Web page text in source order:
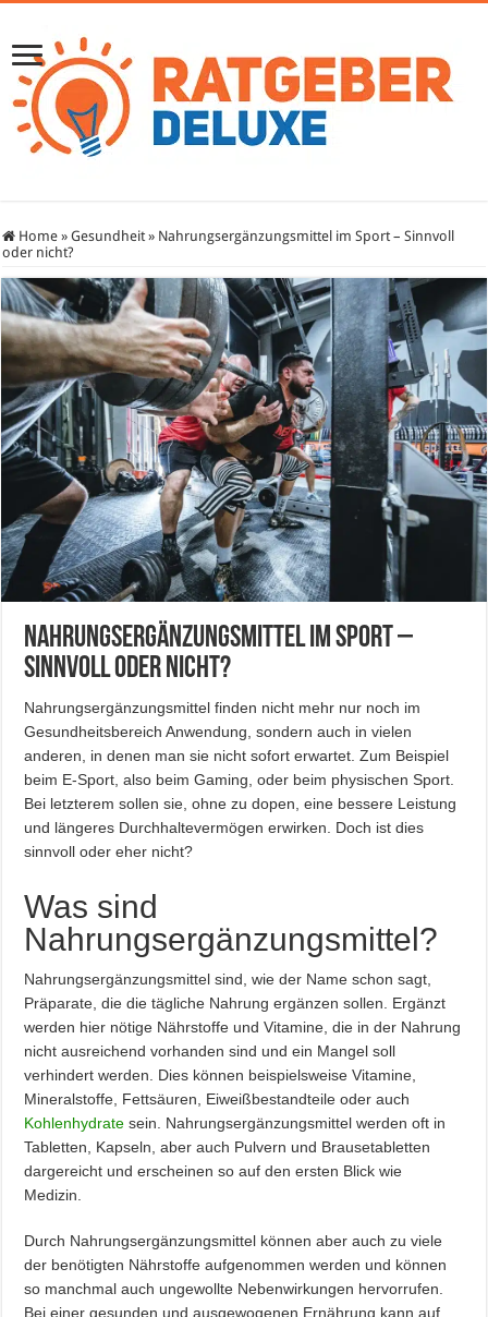
Home » Gesundheit » Nahrungsergänzungsmittel im Sport – Sinnvoll
oder nicht?
Nahrungsergänzungsmittel im Sport –
Sinnvoll oder nicht?
Nahrungsergänzungsmittel finden nicht mehr nur noch im
Gesundheitsbereich Anwendung, sondern auch in vielen
anderen, in denen man sie nicht sofort erwartet. Zum Beispiel
beim E-Sport, also beim Gaming, oder beim physischen Sport.
Bei letzterem sollen sie, ohne zu dopen, eine bessere Leistung
und längeres Durchhaltevermögen erwirken. Doch ist dies
sinnvoll oder eher nicht?
Was sind
Nahrungsergänzungsmittel?
Nahrungsergänzungsmittel sind, wie der Name schon sagt,
Präparate, die die tägliche Nahrung ergänzen sollen. Ergänzt
werden hier nötige Nährstoffe und Vitamine, die in der Nahrung
nicht ausreichend vorhanden sind und ein Mangel soll
verhindert werden. Dies können beispielsweise Vitamine,
Mineralstoffe, Fettsäuren, Eiweißbestandteile oder auch
Kohlenhydrate sein. Nahrungsergänzungsmittel werden oft in
Tabletten, Kapseln, aber auch Pulvern und Brausetabletten
dargereicht und erscheinen so auf den ersten Blick wie
Medizin.
Durch Nahrungsergänzungsmittel können aber auch zu viele
der benötigten Nährstoffe aufgenommen werden und können
so manchmal auch ungewollte Nebenwirkungen hervorrufen.
Bei einer gesunden und ausgewogenen Ernährung kann auf